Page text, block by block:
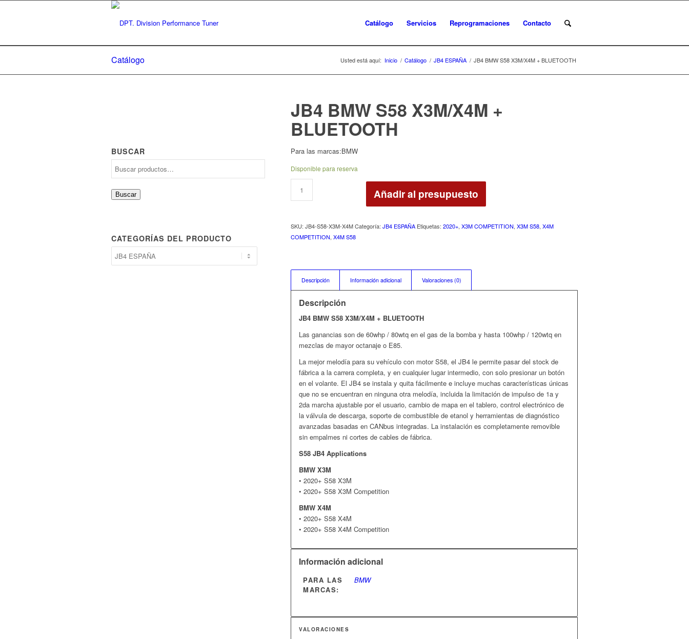
Catálogo Servicios Reprogramaciones Contacto
Catálogo Usted está aquí: Inicio / Catálogo / JB4 ESPAÑA / JB4 BMW S58 X3M/X4M + BLUETOOTH
BUSCAR
Buscar
CATEGORÍAS DEL PRODUCTO
JB4 BMW S58 X3M/X4M +
BLUETOOTH
Para las marcas:BMW
Disponible para reserva
Añadir al presupuesto
SKU:JB4-S58-X3M-X4M Categoría:JB4 ESPAÑA Etiquetas:2020+,X3M COMPETITION,X3M S58,X4M
COMPETITION,X4M S58
Descripción Información adicional Valoraciones (0)
Descripción
JB4 BMW S58 X3M/X4M + BLUETOOTH
Las ganancias son de 60whp / 80wtq en el gas de la bomba y hasta 100whp / 120wtq en
mezclas de mayor octanaje o E85.
La mejor melodía para su vehículo con motor S58, el JB4 le permite pasar del stock de
fábrica a la carrera completa, y en cualquier lugar intermedio, con solo presionar un botón
en el volante. El JB4 se instala y quita fácilmente e incluye muchas características únicas
que no se encuentran en ninguna otra melodía, incluida la limitación de impulso de 1a y
2da marcha ajustable por el usuario, cambio de mapa en el tablero, control electrónico de
la válvula de descarga, soporte de combustible de etanol y herramientas de diagnóstico
avanzadas basadas en CANbus integradas. La instalación es completamente removible
sin empalmes ni cortes de cables de fábrica.
S58 JB4 Applications
BMW X3M
• 2020+ S58 X3M
• 2020+ S58 X3M Competition
BMW X4M
• 2020+ S58 X4M
• 2020+ S58 X4M Competition
Información adicional
PARA LAS
MARCAS:
BMW
VALORACIONES